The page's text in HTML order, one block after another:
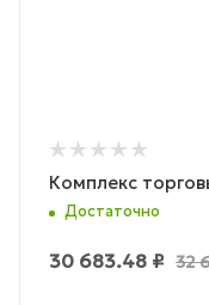
Комплекс
Достаточно
30 683.48 ₽ 32